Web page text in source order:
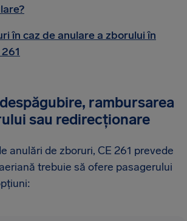
în caz de anulare a zborului în
rambursarea
sau redirecționare
anulări de zboruri, CE 261 prevede
trebuie să ofere pasagerului